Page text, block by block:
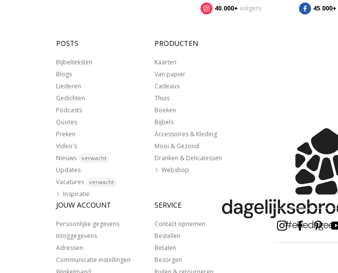
40.000+ volgers 45.000+
POSTS
Bijbelteksten
Blogs
Liederen
Gedichten
Podcasts
Quotes
Preken
Video's
Nieuws
verwacht
Updates
Vacatures
verwacht
Inspiratie
PRODUCTEN
Kaarten
Van papier
Cadeaus
Thuis
Boeken
Bijbels
Accessoires & Kleding
Mooi & Gezond
Dranken & Delicatessen
Webshop
JOUW ACCOUNT
Persoonlijke gegevens
Inloggegevens
Adressen
Communicatie instellingen
SERVICE
Contact opnemen
Bestellen
Betalen
Bezorgen